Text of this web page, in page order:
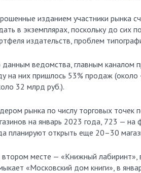
изданием участники рынка
в экземплярах, поскольку до сих
издательств, проблем
ведомства, главным каналом
на них пришлось 53% продаж
32 млрд руб.).
рынка по числу торговых точек
на январь 2023 года, 723 —
планируют открыть еще 20–30
месте — «Книжный лабиринт»,
«Московский дом книги», в